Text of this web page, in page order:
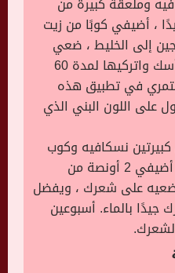
، أضيفي كوبًا من زيت
إلى الخليط ، ضعي
المزيج على شعرك وفروة رأسك واتركيها لمدة 60
في تطبيق هذه
على اللون البني الذي
نسكافيه وكوب
من زيت الزيتون. اخلط جيدا. أضيفي 2 أونصة من
ضعيه على شعرك ، ويفضل
جيدًا بالماء. أسبوعين